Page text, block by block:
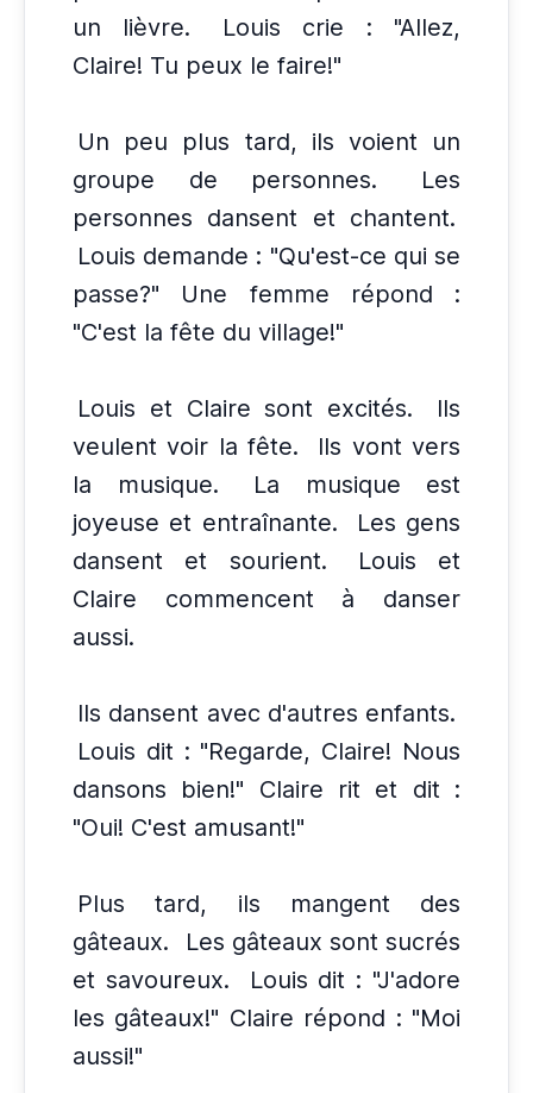
un lièvre.
Louis crie : "Allez,
Claire! Tu peux le faire!"
Un peu plus tard, ils voient un
groupe de personnes.
Les
personnes dansent et chantent.
Louis demande : "Qu'est-ce qui se
passe?" Une femme répond :
"C'est la fête du village!"
Louis et Claire sont excités.
Ils
veulent voir la fête.
Ils vont vers
la musique.
La musique est
joyeuse et entraînante.
Les gens
dansent et sourient.
Louis et
Claire commencent à danser
aussi.
Ils dansent avec d'autres enfants.
Louis dit : "Regarde, Claire! Nous
dansons bien!" Claire rit et dit :
"Oui! C'est amusant!"
Plus tard, ils mangent des
gâteaux.
Les gâteaux sont sucrés
et savoureux.
Louis dit : "J'adore
les gâteaux!" Claire répond : "Moi
aussi!"